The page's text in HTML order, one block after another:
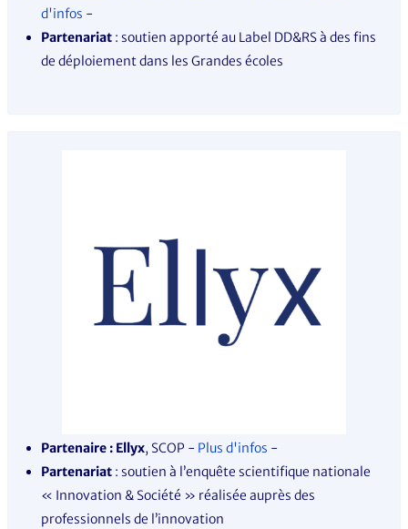
d'infos -
Partenariat : soutien apporté au Label DD&RS à des fins
de déploiement dans les Grandes écoles
Partenaire : Ellyx, SCOP - Plus d'infos -
Partenariat : soutien à l’enquête scientifique nationale
« Innovation & Société » réalisée auprès des
professionnels de l’innovation